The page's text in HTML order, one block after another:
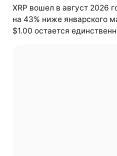
XRP вошел в август 2026
на 43% ниже январского
$1.00 остается